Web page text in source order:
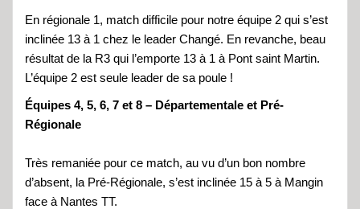
En régionale 1, match difficile pour notre équipe 2 qui s’est
inclinée 13 à 1 chez le leader Changé. En revanche, beau
résultat de la R3 qui l’emporte 13 à 1 à Pont saint Martin.
L’équipe 2 est seule leader de sa poule !
Équipes 4, 5, 6, 7 et 8 – Départementale et Pré-
Régionale
Très remaniée pour ce match, au vu d’un bon nombre
d’absent, la Pré-Régionale, s’est inclinée 15 à 5 à Mangin
face à Nantes TT.